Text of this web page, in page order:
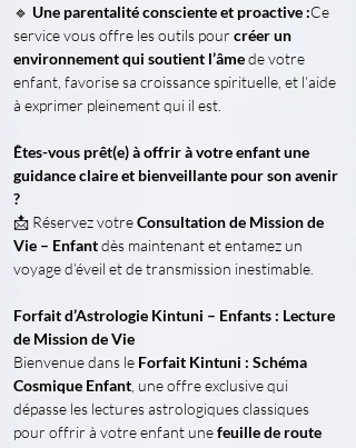
🔹 Une parentalité consciente et proactive :Ce
service vous offre les outils pour créer un
environnement qui soutient l’âme de votre
enfant, favorise sa croissance spirituelle, et l’aide
à exprimer pleinement qui il est.
Êtes-vous prêt(e) à offrir à votre enfant une
guidance claire et bienveillante pour son avenir
?
📩 Réservez votre Consultation de Mission de
Vie – Enfant dès maintenant et entamez un
voyage d’éveil et de transmission inestimable.
Forfait d’Astrologie Kintuni – Enfants : Lecture
de Mission de Vie
Bienvenue dans le Forfait Kintuni : Schéma
Cosmique Enfant , une offre exclusive qui
dépasse les lectures astrologiques classiques
pour offrir à votre enfant une feuille de route